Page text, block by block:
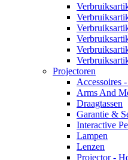
Projectoren
Accessoires
Arms And
Draagtassen
Garantie &
Interactive
Lampen
Lenzen
Projector -